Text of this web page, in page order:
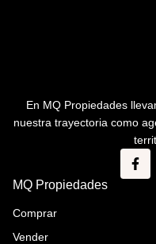
En MQ Propiedades
nuestra trayectoria como
MQ Propiedades
Comprar
Vender